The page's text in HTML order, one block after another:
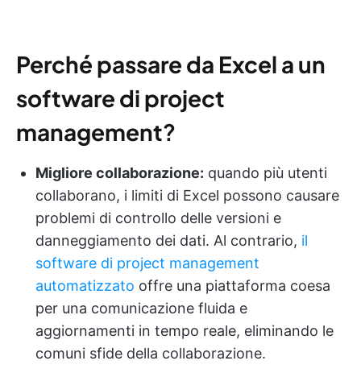
Perché passare da Excel a un
software di project
management?
Migliore collaborazione: quando più utenti
collaborano, i limiti di Excel possono causare
problemi di controllo delle versioni e
danneggiamento dei dati. Al contrario, il
software di project management
automatizzato offre una piattaforma coesa
per una comunicazione fluida e
aggiornamenti in tempo reale, eliminando le
comuni sfide della collaborazione.